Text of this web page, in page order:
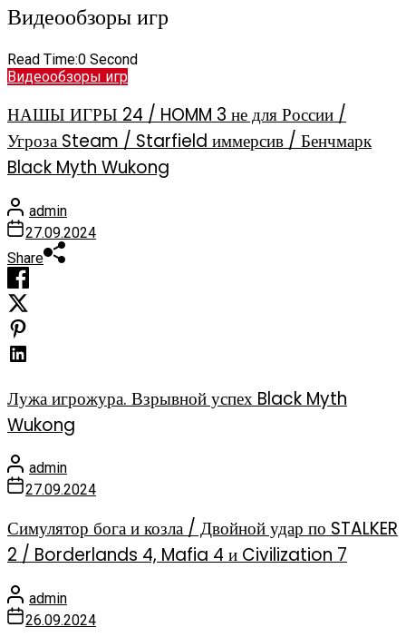
Видеообзоры игр
Read Time:0 Second
Видеообзоры игр
НАШЫ ИГРЫ 24 / HOMM 3 не для России /
Угроза Steam / Starfield иммерсив / Бенчмарк
Black Myth Wukong
admin
27.09.2024
Share
Лужа игрожура. Взрывной успех Black Myth
Wukong
admin
27.09.2024
Симулятор бога и козла / Двойной удар по STALKER
2 / Borderlands 4, Mafia 4 и Civilization 7
admin
26.09.2024